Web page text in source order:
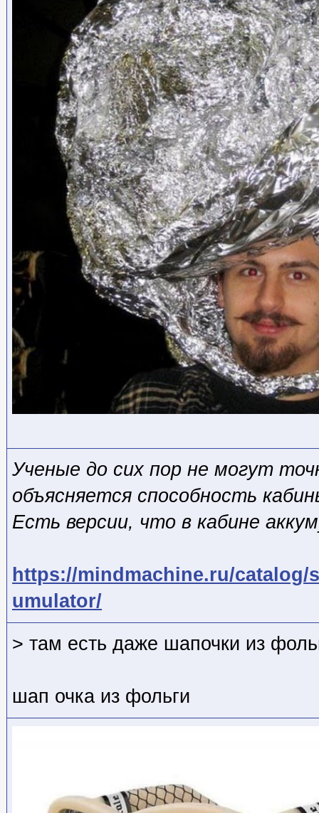
Ученые до сих пор не могут
объясняется способность
Есть версии, что в кабине
https://mindmachine.ru/catalog/
umulator/
> там есть даже шапочки из
шап очка из фольги